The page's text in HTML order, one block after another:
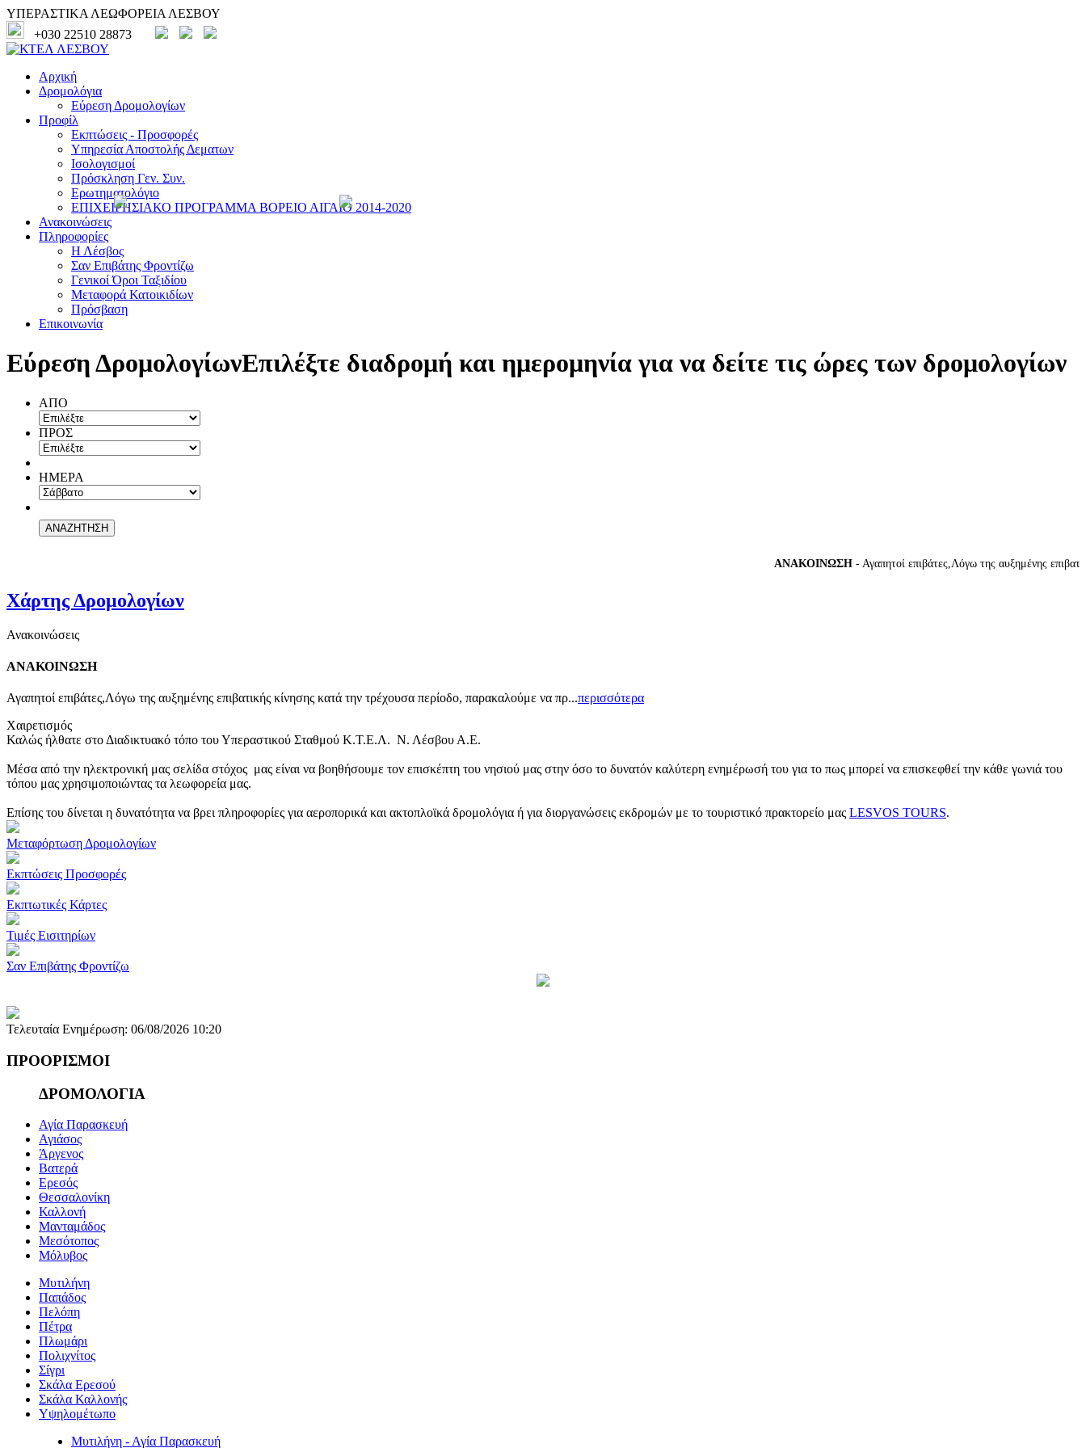
ΥΠΕΡΑΣΤΙΚΑ ΛΕΩΦΟΡΕΙΑ ΛΕΣΒΟΥ
+030 22510 28873
Αρχική
Δρομολόγια
Εύρεση Δρομολογίων
Προφίλ
Εκπτώσεις - Προσφορές
Υπηρεσία Αποστολής Δεματων
Ισολογισμοί
Πρόσκληση Γεν. Συν.
Ερωτηματολόγιο
ΕΠΙΧΕΙΡΗΣΙΑΚΟ ΠΡΟΓΡΑΜΜΑ ΒΟΡΕΙΟ ΑΙΓΑΙΟ 2014-2020
Ανακοινώσεις
Πληροφορίες
Η Λέσβος
Σαν Επιβάτης Φροντίζω
Γενικοί Όροι Ταξιδίου
Μεταφορά Κατοικιδίων
Πρόσβαση
Επικοινωνία
Εύρεση ΔρομολογίωνΕπιλέξτε διαδρομή και ημερομηνία για να δείτε τις ώρες των δρομολογίων
ΑΠΟ
ΠΡΟΣ
ΗΜΕΡΑ
ΑΝΑΚΟΙΝΩΣΗ- Αγαπητοί επιβάτες,Λόγω της αυξημένης
Χάρτης Δρομολογίων
Ανακοινώσεις
ΑΝΑΚΟΙΝΩΣΗ
Αγαπητοί επιβάτες,Λόγω της αυξημένης επιβατικής κίνησης κατά την τρέχουσα περίοδο, παρακαλούμε να πρ...περισσότερα
Χαιρετισμός
Καλώς ήλθατε στο Διαδικτυακό τόπο του Υπεραστικού Σταθμού Κ.Τ.Ε.Λ. Ν. Λέσβου Α.Ε.
Μέσα από την ηλεκτρονική μας σελίδα στόχος μας είναι να βοηθήσουμε τον επισκέπτη του νησιού μας στην όσο το δυνατόν καλύτερη ενημέρωσή του για το πως μπορεί να επισκεφθεί την κάθε γωνιά του
τόπου μας χρησιμοποιώντας τα λεωφορεία μας.
Επίσης του δίνεται η δυνατότητα να βρει πληροφορίες για αεροπορικά και ακτοπλοϊκά δρομολόγια ή για διοργανώσεις εκδρομών με το τουριστικό πρακτορείο μας LESVOS TOURS.
Μεταφόρτωση Δρομολογίων
Εκπτώσεις Προσφορές
Εκπτωτικές Κάρτες
Τιμές Εισιτηρίων
Σαν Επιβάτης Φροντίζω
Τελευταία Ενημέρωση: 06/08/2026 10:20
ΠΡΟΟΡΙΣΜΟΙ
ΔΡΟΜΟΛΟΓΙΑ
Αγία Παρασκευή
Αγιάσος
Άργενος
Βατερά
Ερεσός
Θεσσαλονίκη
Καλλονή
Μανταμάδος
Μεσότοπος
Μόλυβος
Μυτιλήνη
Παπάδος
Πελόπη
Πέτρα
Πλωμάρι
Πολιχνίτος
Σίγρι
Σκάλα Ερεσού
Σκάλα Καλλονής
Υψηλομέτωπο
Μυτιλήνη - Αγία Παρασκευή